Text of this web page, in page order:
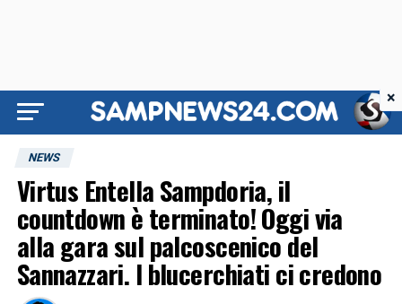
NEWS
Virtus Entella Sampdoria, il
countdown è terminato! Oggi via
alla gara sul palcoscenico del
Sannazzari. I blucerchiati ci credono
×